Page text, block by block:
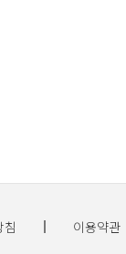
이용약관